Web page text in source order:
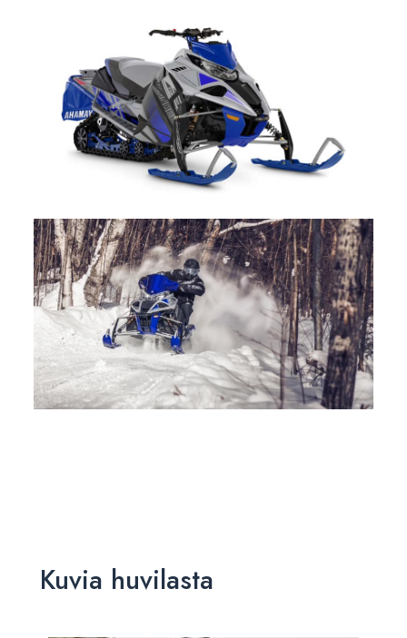
Kuvia huvilasta